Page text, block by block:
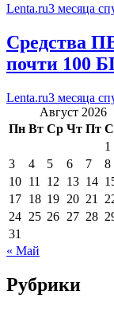
Lenta.ru3 месяца
Средства
почти 100
Lenta.ru3 месяца
Август 2026
Пн Вт Ср Чт Пт
1
3
4 5 6 7 8
10 11 12 13 14
17 18 19 20 21
24 25 26 27 28
31
« Май
Рубрики